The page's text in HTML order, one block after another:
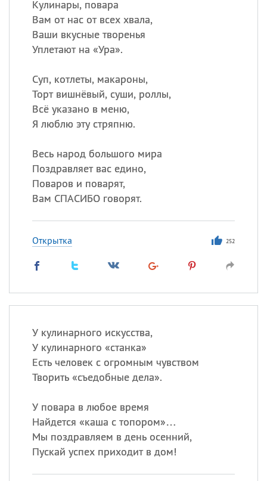
Кулинары, повара
Вам от нас от всех хвала,
Ваши вкусные творенья
Уплетают на «Ура».
Суп, котлеты, макароны,
Торт вишнёвый, суши, роллы,
Всё указано в меню,
Я люблю эту стряпню.
Весь народ большого мира
Поздравляет вас едино,
Поваров и поварят,
Вам СПАСИБО говорят.
Открытка 252
У кулинарного искусства,
У кулинарного «станка»
Есть человек с огромным чувством
Творить «съедобные дела».
У повара в любое время
Найдется «каша с топором»…
Мы поздравляем в день осенний,
Пускай успех приходит в дом!
Посмотреть значение
происхождение